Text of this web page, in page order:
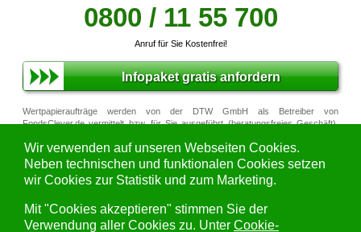
0800 / 11 55 700
Anruf für Sie Kostenfrei!
Infopaket gratis anfordern
Wertpapieraufträge werden von der DTW GmbH als Betreiber von
FondsClever.de vermittelt bzw. für Sie ausgeführt (beratungsfreies Geschäft).
Wertpapieren verzichten wir, damit wir Ihnen äußerst attraktive Konditionen
anbieten können. Die DTW GmbH als Betreiber von FondsClever.de erbringt
keine Anlageberatung(execution only). Quellen für alle Daten/Fakten zu
Investmentfonds: FWW GmbH (Kurse/ Daten), Stiftung Warentest
Wichtiger Hinweis:Hier finden Sie den
FondsClever.de Disclaimer.
Wir verwenden auf unseren Webseiten Cookies.
Neben technischen und funktionalen Cookies setzen
wir Cookies zur Statistik und zum Marketing.
Mit "Cookies akzeptieren" stimmen Sie der
Verwendung aller Cookies zu. Unter Cookie-